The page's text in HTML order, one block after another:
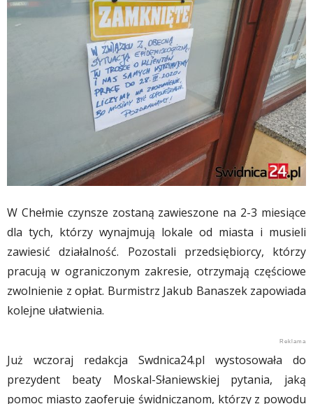
W Chełmie czynsze zostaną zawieszone na 2-3 miesiące
dla tych, którzy wynajmują lokale od miasta i musieli
zawiesić działalność. Pozostali przedsiębiorcy, którzy
pracują w ograniczonym zakresie, otrzymają częściowe
zwolnienie z opłat. Burmistrz Jakub Banaszek zapowiada
kolejne ułatwienia.
Już wczoraj redakcja Swdnica24.pl wystosowała do
prezydent beaty Moskal-Słaniewskiej pytania, jaką
pomoc miasto zaoferuje świdniczanom, którzy z powodu